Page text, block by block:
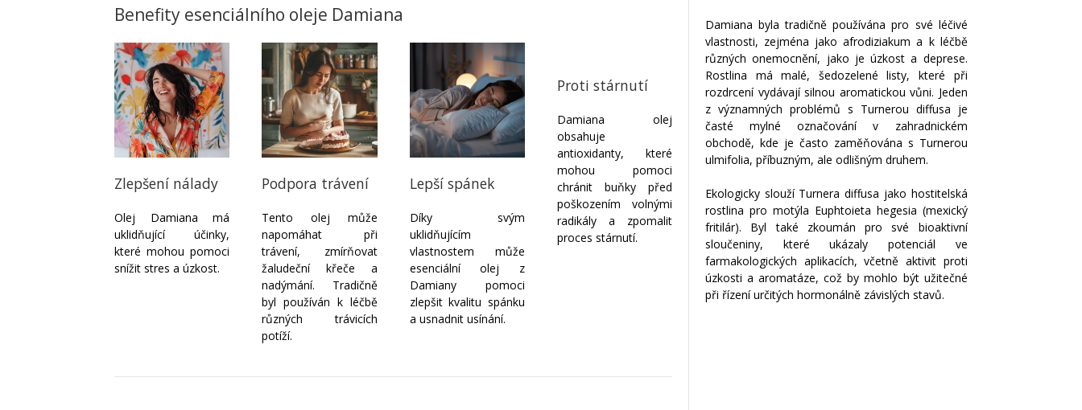
Benefity esenciálního oleje Damiana
Zlepšení nálady
Olej Damiana má
uklidňující účinky,
které mohou pomoci
snížit stres a úzkost.
Podpora trávení
Tento olej může
napomáhat při
trávení, zmírňovat
žaludeční křeče a
nadýmání. Tradičně
byl používán k léčbě
různých trávicích
potíží.
Lepší spánek
Díky svým
uklidňujícím
vlastnostem může
esenciální olej z
Damiany pomoci
zlepšit kvalitu spánku
a usnadnit usínání.
Proti stárnutí
Damiana olej
obsahuje
antioxidanty, které
mohou pomoci
chránit buňky před
poškozením volnými
radikály a zpomalit
proces stárnutí.
Damiana byla tradičně používána pro své léčivé
vlastnosti, zejména jako afrodiziakum a k léčbě
různých onemocnění, jako je úzkost a deprese.
Rostlina má malé, šedozelené listy, které při
rozdrcení vydávají silnou aromatickou vůni. Jeden
z významných problémů s Turnerou diffusa je
časté mylné označování v zahradnickém
obchodě, kde je často zaměňována s Turnerou
ulmifolia, příbuzným, ale odlišným druhem.
Ekologicky slouží Turnera diffusa jako hostitelská
rostlina pro motýla Euphtoieta hegesia (mexický
fritilár). Byl také zkoumán pro své bioaktivní
sloučeniny, které ukázaly potenciál ve
farmakologických aplikacích, včetně aktivit proti
úzkosti a aromatáze, což by mohlo být užitečné
při řízení určitých hormonálně závislých stavů.